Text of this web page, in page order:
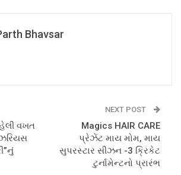
Bhavsar
વખત
NEXT POST
Magics HAIR CARE
પ્રેઝેંટ માય મોમ, માય
સુપરસ્ટાર સીઝન -3 ક્રિકેટ
ટુર્નામેન્ટનો પ્રારંભ